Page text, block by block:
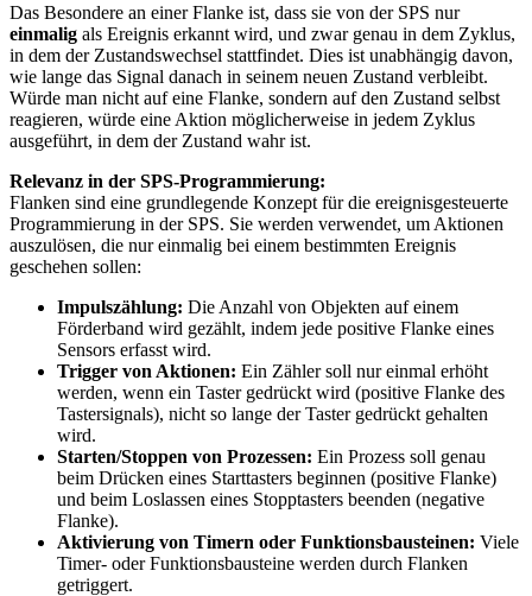
Das Besondere an einer Flanke ist, dass sie von der SPS nur
einmalig als Ereignis erkannt wird, und zwar genau in dem Zyklus,
in dem der Zustandswechsel stattfindet. Dies ist unabhängig davon,
wie lange das Signal danach in seinem neuen Zustand verbleibt.
Würde man nicht auf eine Flanke, sondern auf den Zustand selbst
reagieren, würde eine Aktion möglicherweise in jedem Zyklus
ausgeführt, in dem der Zustand wahr ist.
Relevanz in der SPS-Programmierung:
Flanken sind eine grundlegende Konzept für die ereignisgesteuerte
Programmierung in der SPS. Sie werden verwendet, um Aktionen
auszulösen, die nur einmalig bei einem bestimmten Ereignis
geschehen sollen:
Impulszählung: Die Anzahl von Objekten auf einem
Förderband wird gezählt, indem jede positive Flanke eines
Sensors erfasst wird.
Trigger von Aktionen: Ein Zähler soll nur einmal erhöht
werden, wenn ein Taster gedrückt wird (positive Flanke des
Tastersignals), nicht so lange der Taster gedrückt gehalten
wird.
Starten/Stoppen von Prozessen: Ein Prozess soll genau
beim Drücken eines Starttasters beginnen (positive Flanke)
und beim Loslassen eines Stopptasters beenden (negative
Flanke).
Aktivierung von Timern oder Funktionsbausteinen: Viele
Timer- oder Funktionsbausteine werden durch Flanken
getriggert.